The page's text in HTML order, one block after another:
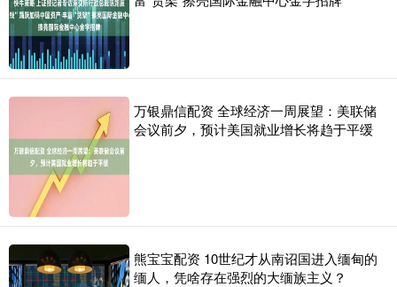
万银鼎信配资 全球经济一周展望：美联储
会议前夕，预计美国就业增长将趋于平缓
熊宝宝配资 10世纪才从南诏国进入缅甸的
缅人，凭啥存在强烈的大缅族主义？